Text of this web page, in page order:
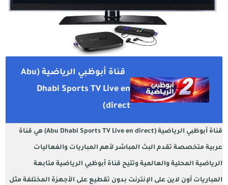
قناة أبوظبي الرياضية (Abu
Dhabi Sports TV Live en
direct)
قناة أبوظبي الرياضية (Abu Dhabi Sports TV Live en direct) هي قناة
عربية متخصصة تقدم البث المباشر لأهم المباريات والفعاليات
الرياضية المحلية والعالمية وتتيح قناة أبوظبي الرياضية متابعة
المباريات أون لاين على الإنترنت بدون تقطيع على الأجهزة المختلفة مثل